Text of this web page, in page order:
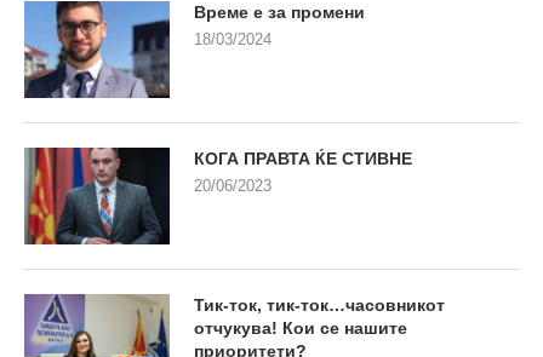
Време е за промени
18/03/2024
КОГА ПРАВТА ЌЕ СТИВНЕ
20/06/2023
Тик-ток, тик-ток…часовникот
отчукува! Кои се нашите
приоритети?